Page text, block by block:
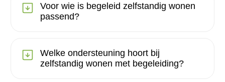
Voor wie is begeleid zelfstandig wonen
passend?
Welke ondersteuning hoort bij
zelfstandig wonen met begeleiding?